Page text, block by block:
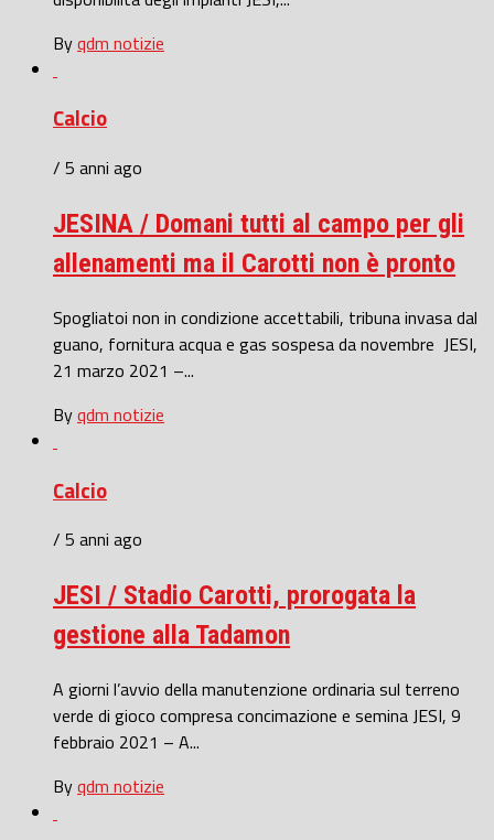
Byqdm notizie
Calcio
/ 5 anni ago
JESINA / Domani tutti al campo per gli
allenamenti ma il Carotti non è pronto
Spogliatoi non in condizione accettabili, tribuna invasa dal
guano, fornitura acqua e gas sospesa da novembre JESI,
21 marzo 2021 –...
Byqdm notizie
Calcio
/ 5 anni ago
JESI / Stadio Carotti, prorogata la
gestione alla Tadamon
A giorni l’avvio della manutenzione ordinaria sul terreno
verde di gioco compresa concimazione e semina JESI, 9
febbraio 2021 – A...
Byqdm notizie